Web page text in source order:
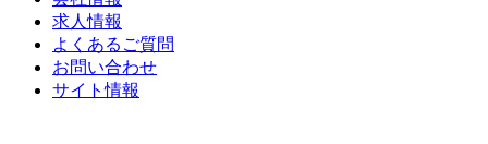
求人情報
よくあるご質問
お問い合わせ
サイト情報